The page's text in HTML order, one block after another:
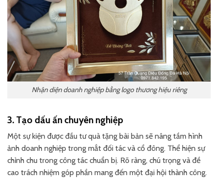
Nhận diện doanh nghiệp bằng logo thương hiệu riêng
3. Tạo dấu ấn chuyên nghiệp
Một sự kiện được đầu tư quà tặng bài bản sẽ nâng tầm hình
ảnh doanh nghiệp trong mắt đối tác và cổ đông. Thể hiện sự
chỉnh chu trong công tác chuẩn bị. Rõ ràng, chú trọng và đề
cao trách nhiệm góp phần mang đến một đại hội thành công.